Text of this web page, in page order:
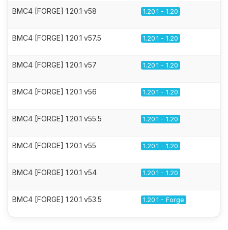
BMC4 [FORGE] 1.20.1 v58 1.20.1 - 1.20
BMC4 [FORGE] 1.20.1 v57.5 1.20.1 - 1.20
BMC4 [FORGE] 1.20.1 v57 1.20.1 - 1.20
BMC4 [FORGE] 1.20.1 v56 1.20.1 - 1.20
BMC4 [FORGE] 1.20.1 v55.5 1.20.1 - 1.20
BMC4 [FORGE] 1.20.1 v55 1.20.1 - 1.20
BMC4 [FORGE] 1.20.1 v54 1.20.1 - 1.20
BMC4 [FORGE] 1.20.1 v53.5 1.20.1 - Forge